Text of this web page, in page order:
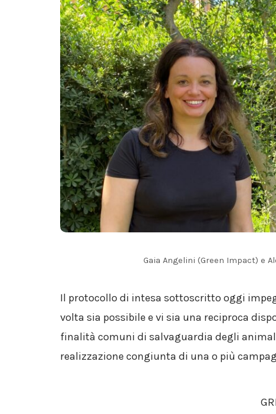
Gaia Angelini (Green Impact) e
Il protocollo di intesa sottoscritto oggi
volta sia possibile e vi sia una reciproca
finalità comuni di salvaguardia degli
realizzazione congiunta di una o più